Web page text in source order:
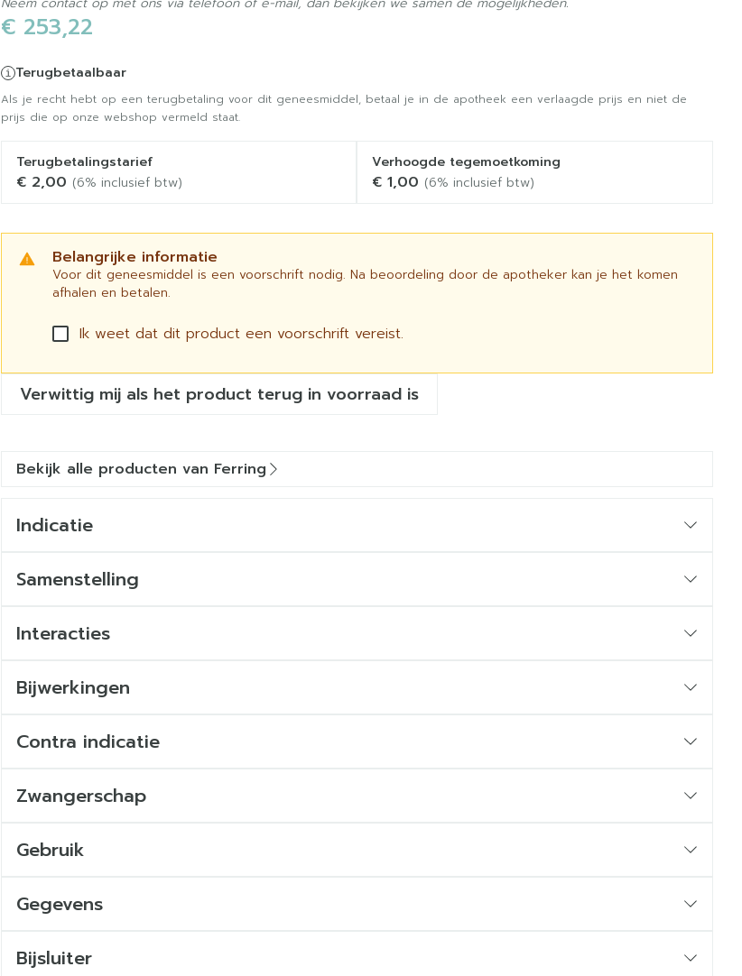
€ 253,22
Terugbetaalbaar
Als je recht hebt op een terugbetaling voor dit geneesmiddel, betaal je in de apotheek een verlaagde prijs en niet de
prijs die op onze webshop vermeld staat.
Terugbetalingstarief
€ 2,00 (6% inclusief btw)
Verhoogde tegemoetkoming
€ 1,00 (6% inclusief btw)
Belangrijke informatie
Voor dit geneesmiddel is een voorschrift nodig. Na beoordeling door de apotheker kan je het komen
afhalen en betalen.
Ik weet dat dit product een voorschrift vereist.
Verwittig mij als het product terug in voorraad is
Bekijk alle producten van Ferring
Indicatie
Samenstelling
Interacties
Bijwerkingen
Contra indicatie
Zwangerschap
Vruchtbaarheid
Gebruik
Aanvangsdosis: 240 mg (2 injecties van elk 120 mg)
Daarna maandelijks 80 mg
Subcutane injecties in de buikstreek (vermijd riem of tailleband, of vlakbij de ribben)
Gegevens
Bijsluiter